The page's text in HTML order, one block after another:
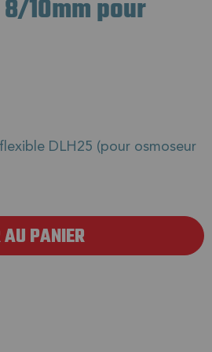
8/10mm pour
DLH25 (pour osmoseur
PANIER